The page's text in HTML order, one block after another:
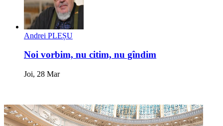
Andrei PLEȘU
Noi vorbim, nu citim, nu gîndim
Joi, 28 Mar